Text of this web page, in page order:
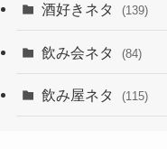
酒好きネタ (139)
飲み会ネタ (84)
飲み屋ネタ (115)